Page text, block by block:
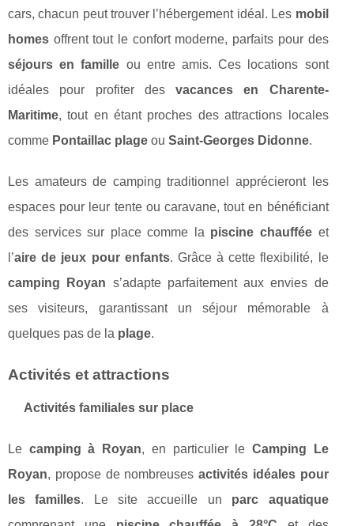
cars, chacun peut trouver l’hébergement idéal. Les mobil
homes offrent tout le confort moderne, parfaits pour des
séjours en famille ou entre amis. Ces locations sont
idéales pour profiter desvacances en Charente-
Maritime, tout en étant proches des attractions locales
comme Pontaillac plage ou Saint-Georges Didonne.
Les amateurs de camping traditionnel apprécieront les
espaces pour leur tente ou caravane, tout en bénéficiant
des services sur place comme la piscine chauffée et
l’aire de jeux pour enfants. Grâce à cette flexibilité, le
camping Royan s’adapte parfaitement aux envies de
ses visiteurs, garantissant un séjour mémorable à
quelques pas de la plage.
Activités et attractions
Activités familiales sur place
Le camping à Royan, en particulier le Camping Le
Royan, propose de nombreusesactivités idéales pour
les familles. Le site accueille un parc aquatique